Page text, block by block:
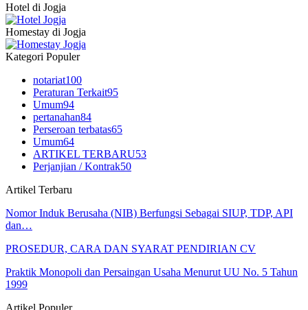
Hotel di Jogja
Homestay di Jogja
Kategori Populer
notariat100
Peraturan Terkait95
Umum94
pertanahan84
Perseroan terbatas65
Umum64
ARTIKEL TERBARU53
Perjanjian / Kontrak50
Artikel Terbaru
Nomor Induk Berusaha (NIB) Berfungsi Sebagai SIUP, TDP, API
dan…
PROSEDUR, CARA DAN SYARAT PENDIRIAN CV
Praktik Monopoli dan Persaingan Usaha Menurut UU No. 5 Tahun
1999
Artikel Populer